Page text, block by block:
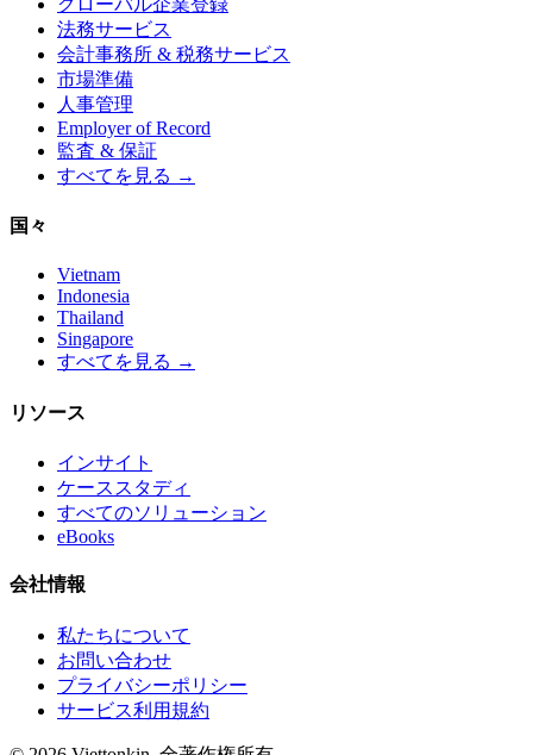
グローバル企業登録
法務サービス
会計事務所 & 税務サービス
市場準備
人事管理
Employer of Record
監査 & 保証
すべてを見る →
国々
Vietnam
Indonesia
Thailand
Singapore
すべてを見る →
リソース
インサイト
ケーススタディ
すべてのソリューション
eBooks
会社情報
私たちについて
お問い合わせ
プライバシーポリシー
サービス利用規約